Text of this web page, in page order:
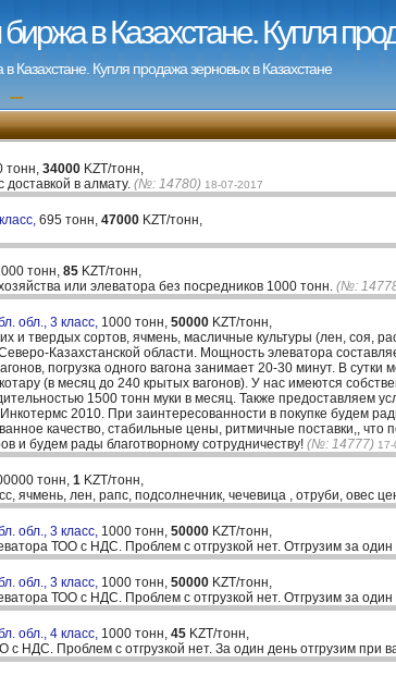
в Казахстане. Купля
Казахстане. Купля продажа зерновых в Казахстане
---
тонн, 34000 KZT/тонн,
доставкой в алмату. (№: 14780) 18-07-2017
695 тонн, 47000 KZT/тонн,
тонн, 85 KZT/тонн,
или элеватора без посредников 1000 тонн. (№:
обл., 3 класс, 1000 тонн, 50000 KZT/тонн,
и твердых сортов, ячмень, масличные культуры (лен, соя,
Казахстанской области. Мощность элеватора
погрузка одного вагона занимает 20-30 минут. В
(в месяц до 240 крытых вагонов). У нас имеются
1500 тонн муки в месяц. Также предоставляем
2010. При заинтересованности в покупке будем
качество, стабильные цены, ритмичные поставки,,
и будем рады благотворному сотрудничеству! (№: 14777)
тонн, 1 KZT/тонн,
ячмень, лен, рапс, подсолнечник, чечевица , отруби, овес
обл., 3 класс, 1000 тонн, 50000 KZT/тонн,
ТОО с НДС. Проблем с отгрузкой нет. Отгрузим за
обл., 3 класс, 1000 тонн, 50000 KZT/тонн,
ТОО с НДС. Проблем с отгрузкой нет. Отгрузим за
обл., 4 класс, 1000 тонн, 45 KZT/тонн,
с НДС. Проблем с отгрузкой нет. За один день отгрузим при